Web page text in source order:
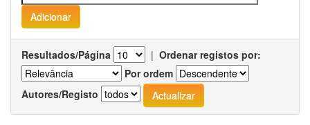
Resultados/Página | Ordenar registos por:
Por ordem
Autores/Registo